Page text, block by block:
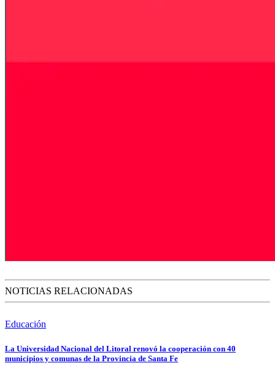
NOTICIAS RELACIONADAS
Educación
La Universidad Nacional del Litoral renovó la cooperación con 40
municipios y comunas de la Provincia de Santa Fe